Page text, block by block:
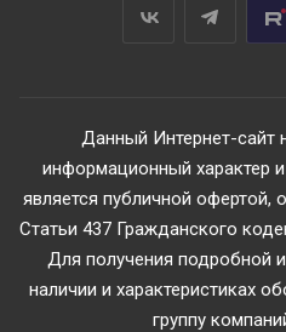
Данный Интернет-сайт
информационный характер
является публичной
Статьи 437 Гражданского
Для получения подробной
наличии и характеристиках
группу